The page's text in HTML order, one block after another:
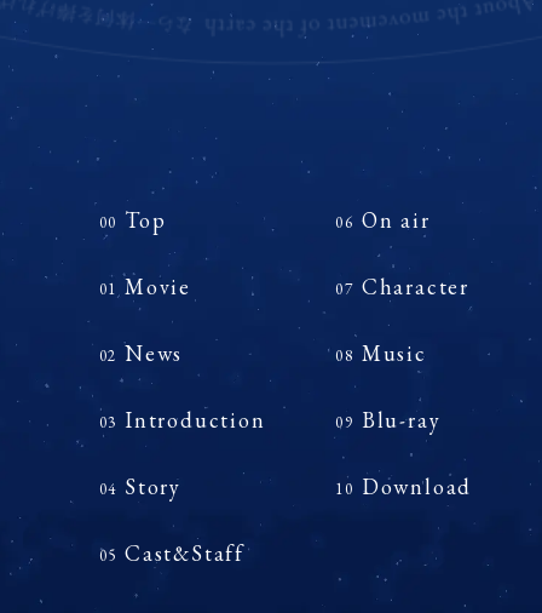
00 Top
01 Movie
02 News
03 Introduction
04 Story
05 Cast&Staff
06 On air
07 Character
08 Music
09 Blu-ray
10 Download